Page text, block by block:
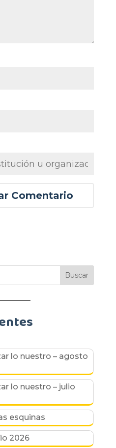
lo nuestro – agosto
lo nuestro – julio
esquinas
2026